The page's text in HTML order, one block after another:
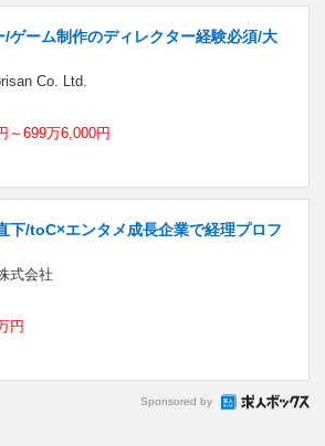
/ゲーム制作のディレクター経験必須/大
Co. Ltd.
～699万6,000円
下/toC×エンタメ成長企業で経理プロフ
式会社
円
Sponsored by